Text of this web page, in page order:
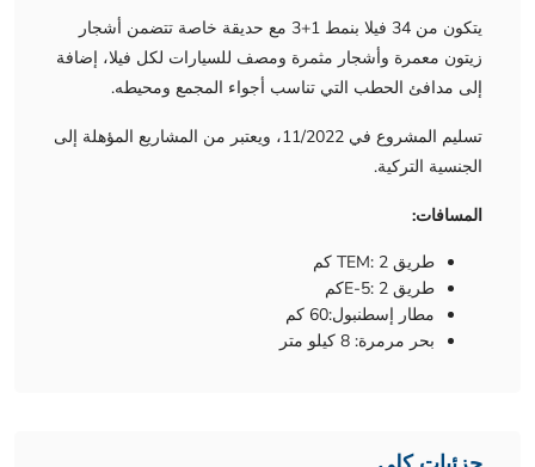
يتكون من 34 فيلا بنمط 1+3 مع حديقة خاصة تتضمن أشجار
زيتون معمرة وأشجار مثمرة ومصف للسيارات لكل فيلا، إضافة
إلى مدافئ الحطب التي تناسب أجواء المجمع ومحيطه.
تسليم المشروع في 11/2022، ويعتبر من المشاريع المؤهلة إلى
الجنسية التركية.
المسافات:
طريق TEM: 2 كم
طريق E-5: 2كم
مطار إسطنبول:60 كم
بحر مرمرة: 8 كيلو متر